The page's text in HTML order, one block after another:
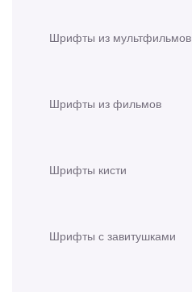
Шрифты из мультфильмов
Шрифты из фильмов
Шрифты кисти
Шрифты с завитушками